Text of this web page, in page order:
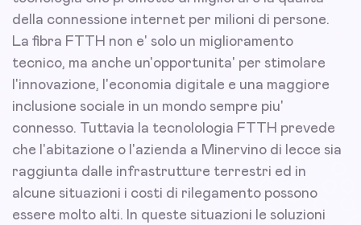
della connessione internet per milioni di persone.
La fibra FTTH non e' solo un miglioramento
tecnico, ma anche un'opportunita' per stimolare
l'innovazione, l'economia digitale e una maggiore
inclusione sociale in un mondo sempre piu'
connesso. Tuttavia la tecnolologia FTTH prevede
che l'abitazione o l'azienda a Minervino di lecce sia
raggiunta dalle infrastrutture terrestri ed in
alcune situazioni i costi di rilegamento possono
essere molto alti. In queste situazioni le soluzioni